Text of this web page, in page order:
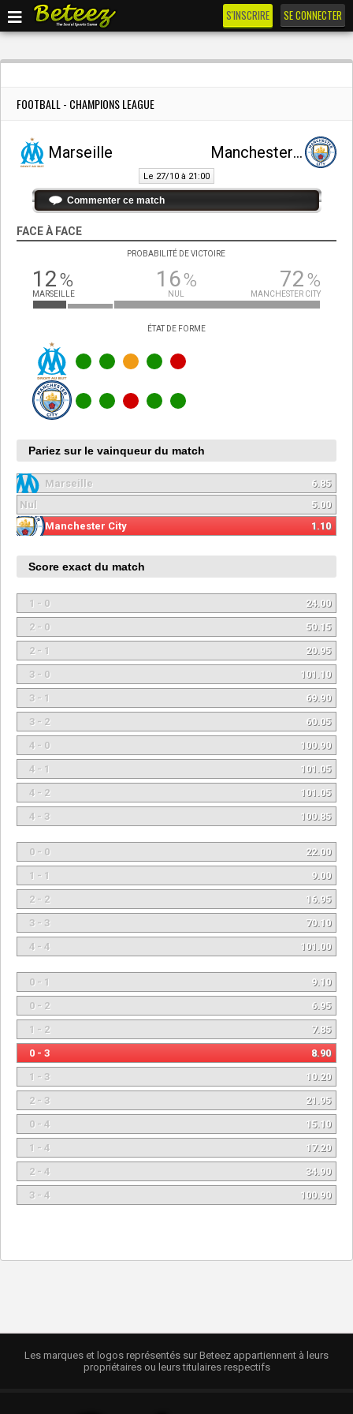
S'INSCRIRE SE CONNECTER
FOOTBALL - CHAMPIONS LEAGUE
Marseille Manchester City
Le 27/10 à 21:00
Commenter ce match
FACE À FACE
PROBABILITÉ DE VICTOIRE
12%
MARSEILLE
16%
NUL
72%
MANCHESTER CITY
ÉTAT DE FORME
Pariez sur le vainqueur du match
Marseille
6.85
Nul
5.00
Manchester City
1.10
Score exact du match
1 - 0
24.00
2 - 0
50.15
2 - 1
20.95
3 - 0
101.10
3 - 1
69.90
3 - 2
60.05
4 - 0
100.90
4 - 1
101.05
4 - 2
101.05
4 - 3
100.85
0 - 0
22.00
1 - 1
9.00
2 - 2
16.95
3 - 3
70.10
4 - 4
101.00
0 - 1
9.10
0 - 2
6.95
1 - 2
7.85
0 - 3
8.90
1 - 3
10.20
2 - 3
21.95
0 - 4
15.10
1 - 4
17.20
2 - 4
34.90
3 - 4
100.90
Les marques et logos représentés sur Beteez appartiennent à leurs
propriétaires ou leurs titulaires respectifs